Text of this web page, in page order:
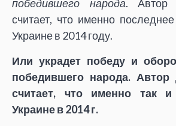
победившего народа. Автор
считает, что именно
Украине в 2014 году.
Или украдет победу и
победившего народа. Автор
считает, что именно так
Украине в 2014 г.